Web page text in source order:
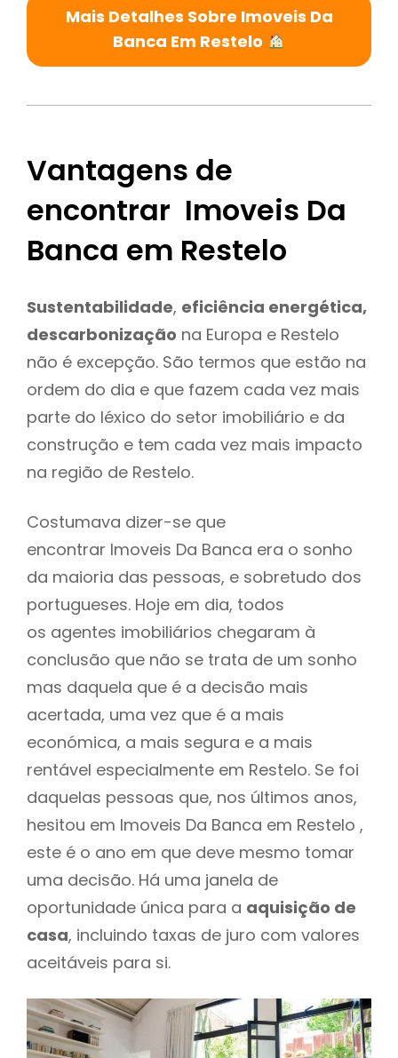
Mais Detalhes Sobre Imoveis Da
Banca Em Restelo
Vantagens de
encontrar Imoveis Da
Banca em Restelo
Sustentabilidade, eficiência energética,
descarbonização na Europa e Restelo
não é excepção. São termos que estão na
ordem do dia e que fazem cada vez mais
parte do léxico do setor imobiliário e da
construção e tem cada vez mais impacto
na região de Restelo.
Costumava dizer-se que
encontrar Imoveis Da Banca era o sonho
da maioria das pessoas, e sobretudo dos
portugueses. Hoje em dia, todos
os agentes imobiliários chegaram à
conclusão que não se trata de um sonho
mas daquela que é a decisão mais
acertada, uma vez que é a mais
económica, a mais segura e a mais
rentável especialmente em Restelo. Se foi
daquelas pessoas que, nos últimos anos,
hesitou em Imoveis Da Banca em Restelo ,
este é o ano em que deve mesmo tomar
uma decisão. Há uma janela de
oportunidade única para a aquisição de
casa, incluindo taxas de juro com valores
aceitáveis para si.